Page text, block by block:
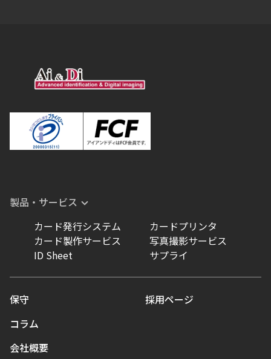
製品・サービス
カード発行システム
カードプリンタ
カード製作サービス
写真撮影サービス
ID Sheet
サプライ
保守
コラム
会社概要
採用ページ